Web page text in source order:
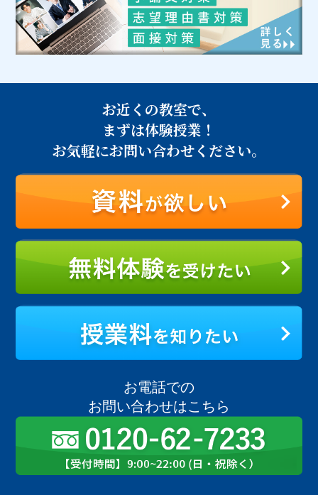
お近くの教室で、
まずは体験授業！
お気軽にお問い合わせください。
お電話での
お問い合わせはこちら